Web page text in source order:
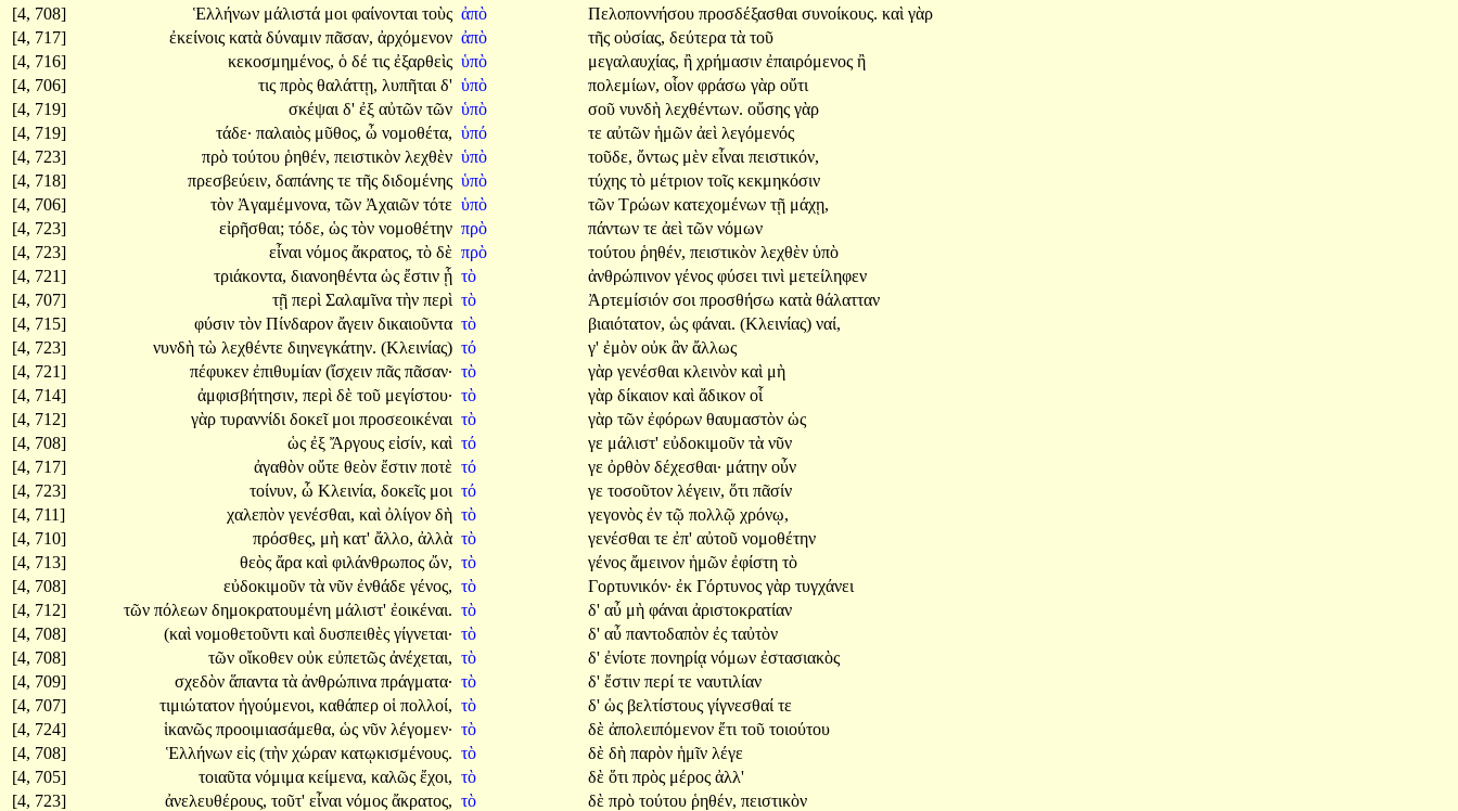
[4, 708]
Ἑλλήνων μάλιστά μοι φαίνονται τοὺς ἀπὸ Πελοποννήσου προσδέξασθαι συνοίκους. καὶ γὰρ
[4, 717]
ἐκείνοις κατὰ δύναμιν πᾶσαν, ἀρχόμενον ἀπὸ τῆς οὐσίας, δεύτερα τὰ τοῦ
[4, 716]
κεκοσμημένος, ὁ δέ τις ἐξαρθεὶς ὑπὸ μεγαλαυχίας, ἢ χρήμασιν ἐπαιρόμενος ἢ
[4, 706]
τις πρὸς θαλάττῃ, λυπῆται δ' ὑπὸ πολεμίων, οἷον φράσω γὰρ οὔτι
[4, 719]
σκέψαι δ' ἐξ αὐτῶν τῶν ὑπὸ σοῦ νυνδὴ λεχθέντων. οὔσης γὰρ
[4, 719]
τάδε· παλαιὸς μῦθος, ὦ νομοθέτα, ὑπό τε αὐτῶν ἡμῶν ἀεὶ λεγόμενός
[4, 723]
πρὸ τούτου ῥηθέν, πειστικὸν λεχθὲν ὑπὸ τοῦδε, ὄντως μὲν εἶναι πειστικόν,
[4, 718]
πρεσβεύειν, δαπάνης τε τῆς διδομένης ὑπὸ τύχης τὸ μέτριον τοῖς κεκμηκόσιν
[4, 706]
τὸν Ἀγαμέμνονα, τῶν Ἀχαιῶν τότε ὑπὸ τῶν Τρώων κατεχομένων τῇ μάχῃ,
[4, 723]
εἰρῆσθαι; τόδε, ὡς τὸν νομοθέτην πρὸ πάντων τε ἀεὶ τῶν νόμων
[4, 723]
εἶναι νόμος ἄκρατος, τὸ δὲ πρὸ τούτου ῥηθέν, πειστικὸν λεχθὲν ὑπὸ
[4, 721]
τριάκοντα, διανοηθέντα ὡς ἔστιν ᾗ τὸ ἀνθρώπινον γένος φύσει τινὶ μετείληφεν
[4, 707]
τῇ περὶ Σαλαμῖνα τὴν περὶ τὸ Ἀρτεμίσιόν σοι προσθήσω κατὰ θάλατταν
[4, 715]
φύσιν τὸν Πίνδαρον ἄγειν δικαιοῦντα τὸ βιαιότατον, ὡς φάναι. (Κλεινίας) ναί,
[4, 723]
νυνδὴ τὼ λεχθέντε διηνεγκάτην. (Κλεινίας) τό γ' ἐμὸν οὐκ ἂν ἄλλως
[4, 721]
πέφυκεν ἐπιθυμίαν (ἴσχειν πᾶς πᾶσαν· τὸ γὰρ γενέσθαι κλεινὸν καὶ μὴ
[4, 714]
ἀμφισβήτησιν, περὶ δὲ τοῦ μεγίστου· τὸ γὰρ δίκαιον καὶ ἄδικον οἷ
[4, 712]
γὰρ τυραννίδι δοκεῖ μοι προσεοικέναι τὸ γὰρ τῶν ἐφόρων θαυμαστὸν ὡς
[4, 708]
ὡς ἐξ Ἄργους εἰσίν, καὶ τό γε μάλιστ' εὐδοκιμοῦν τὰ νῦν
[4, 717]
ἀγαθὸν οὔτε θεὸν ἔστιν ποτὲ τό γε ὀρθὸν δέχεσθαι· μάτην οὖν
[4, 723]
τοίνυν, ὦ Κλεινία, δοκεῖς μοι τό γε τοσοῦτον λέγειν, ὅτι πᾶσίν
[4, 711]
χαλεπὸν γενέσθαι, καὶ ὀλίγον δὴ τὸ γεγονὸς ἐν τῷ πολλῷ χρόνῳ,
[4, 710]
πρόσθες, μὴ κατ' ἄλλο, ἀλλὰ τὸ γενέσθαι τε ἐπ' αὐτοῦ νομοθέτην
[4, 713]
θεὸς ἄρα καὶ φιλάνθρωπος ὤν, τὸ γένος ἄμεινον ἡμῶν ἐφίστη τὸ
[4, 708]
εὐδοκιμοῦν τὰ νῦν ἐνθάδε γένος, τὸ Γορτυνικόν· ἐκ Γόρτυνος γὰρ τυγχάνει
[4, 712]
τῶν πόλεων δημοκρατουμένη μάλιστ' ἐοικέναι. τὸ δ' αὖ μὴ φάναι ἀριστοκρατίαν
[4, 708]
(καὶ νομοθετοῦντι καὶ δυσπειθὲς γίγνεται· τὸ δ' αὖ παντοδαπὸν ἐς ταὐτὸν
[4, 708]
τῶν οἴκοθεν οὐκ εὐπετῶς ἀνέχεται, τὸ δ' ἐνίοτε πονηρίᾳ νόμων ἐστασιακὸς
[4, 709]
σχεδὸν ἅπαντα τὰ ἀνθρώπινα πράγματα· τὸ δ' ἔστιν περί τε ναυτιλίαν
[4, 707]
τιμιώτατον ἡγούμενοι, καθάπερ οἱ πολλοί, τὸ δ' ὡς βελτίστους γίγνεσθαί τε
[4, 724]
ἱκανῶς προοιμιασάμεθα, ὡς νῦν λέγομεν· τὸ δὲ ἀπολειπόμενον ἔτι τοῦ τοιούτου
[4, 708]
Ἑλλήνων εἰς (τὴν χώραν κατῳκισμένους. τὸ δὲ δὴ παρὸν ἡμῖν λέγε
[4, 705]
τοιαῦτα νόμιμα κείμενα, καλῶς ἔχοι, τὸ δὲ ὅτι πρὸς μέρος ἀλλ'
[4, 723]
ἀνελευθέρους, τοῦτ' εἶναι νόμος ἄκρατος, τὸ δὲ πρὸ τούτου ῥηθέν, πειστικὸν